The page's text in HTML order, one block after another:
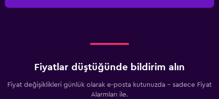
Fiyatlar düştüğünde bildirim alın
Fiyat değişiklikleri günlük olarak e-posta kutunuzda - sadece Fiyat
Alarmları ile.